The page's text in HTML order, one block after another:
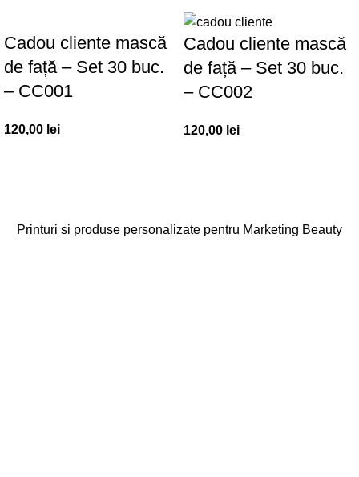
Cadou cliente mască
de față – Set 30 buc.
– CC001
120,00 lei
Cadou cliente mască
de față – Set 30 buc.
– CC002
120,00 lei
Printuri si produse personalizate pentru Marketing Beauty